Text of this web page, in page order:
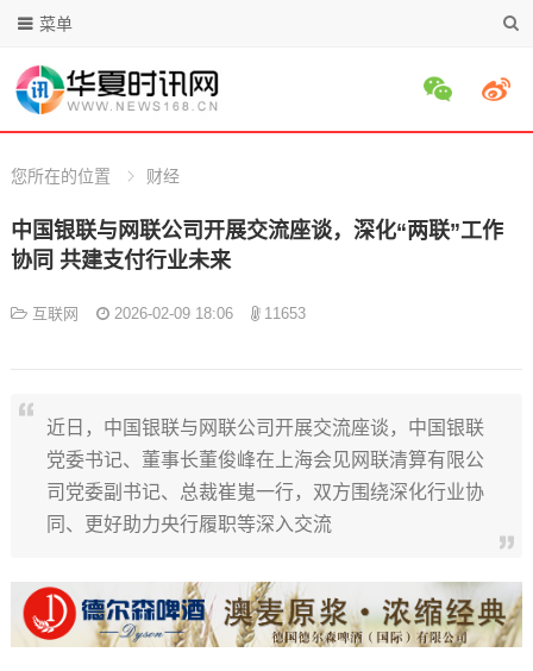
菜单
您所在的位置 财经
中国银联与网联公司开展交流座谈，深化“两联”工作
协同 共建支付行业未来
互联网 2026-02-09 18:06 11653
近日，中国银联与网联公司开展交流座谈，中国银联
党委书记、董事长董俊峰在上海会见网联清算有限公
司党委副书记、总裁崔嵬一行，双方围绕深化行业协
同、更好助力央行履职等深入交流